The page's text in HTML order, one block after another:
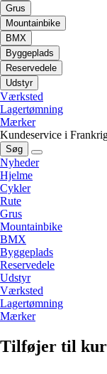
Grus
Mountainbike
BMX
Byggeplads
Reservedele
Udstyr
Værksted
Lagertømning
Mærker
Kundeservice i
Søg
Nyheder
Hjelme
Cykler
Rute
Grus
Mountainbike
BMX
Byggeplads
Reservedele
Udstyr
Værksted
Lagertømning
Mærker
Tilføjer til